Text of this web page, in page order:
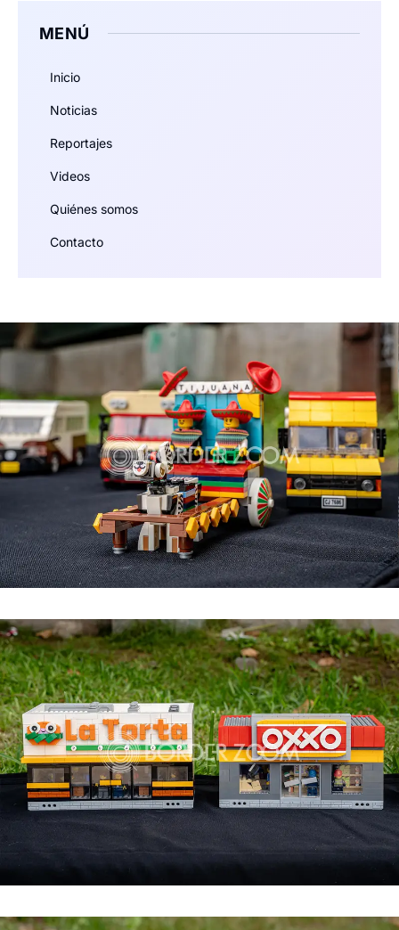
MENÚ
Inicio
Noticias
Reportajes
Videos
Quiénes somos
Contacto